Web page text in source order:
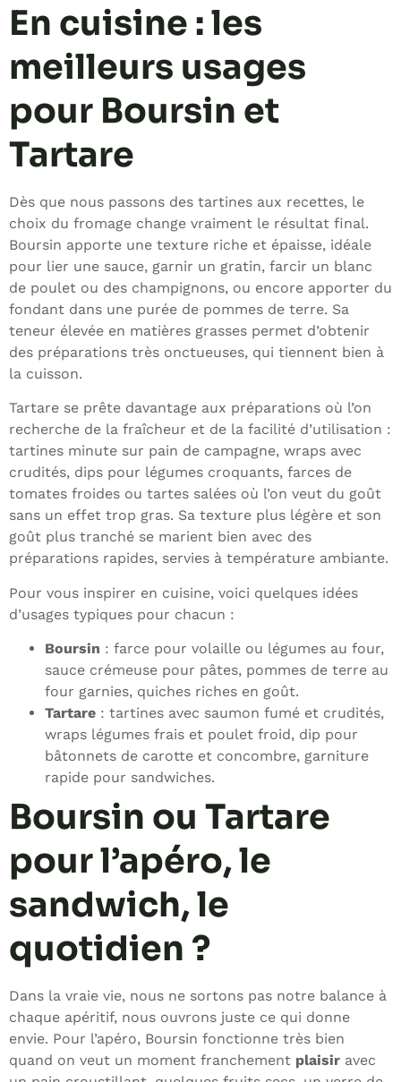
En cuisine : les
meilleurs usages
pour Boursin et
Tartare
Dès que nous passons des tartines aux recettes, le
choix du fromage change vraiment le résultat final.
Boursin apporte une texture riche et épaisse, idéale
pour lier une sauce, garnir un gratin, farcir un blanc
de poulet ou des champignons, ou encore apporter du
fondant dans une purée de pommes de terre. Sa
teneur élevée en matières grasses permet d’obtenir
des préparations très onctueuses, qui tiennent bien à
la cuisson.
Tartare se prête davantage aux préparations où l’on
recherche de la fraîcheur et de la facilité d’utilisation :
tartines minute sur pain de campagne, wraps avec
crudités, dips pour légumes croquants, farces de
tomates froides ou tartes salées où l’on veut du goût
sans un effet trop gras. Sa texture plus légère et son
goût plus tranché se marient bien avec des
préparations rapides, servies à température ambiante.
Pour vous inspirer en cuisine, voici quelques idées
d’usages typiques pour chacun :
Boursin : farce pour volaille ou légumes au four,
sauce crémeuse pour pâtes, pommes de terre au
four garnies, quiches riches en goût.
Tartare : tartines avec saumon fumé et crudités,
wraps légumes frais et poulet froid, dip pour
bâtonnets de carotte et concombre, garniture
rapide pour sandwiches.
Boursin ou Tartare
pour l’apéro, le
sandwich, le
quotidien ?
Dans la vraie vie, nous ne sortons pas notre balance à
chaque apéritif, nous ouvrons juste ce qui donne
envie. Pour l’apéro, Boursin fonctionne très bien
quand on veut un moment franchement plaisir avec